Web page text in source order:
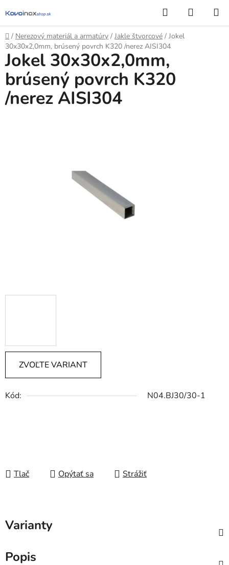
na
obsah
Hľadať
KOŠÍK
Domov
/ Nerezový materiál a armatúry / Jakle štvorcové / Jokel
30x30x2,0mm, brúsený povrch K320 /nerez AISI304
ZVOĽTE VARIANT
Kód: N04.BJ30/30-1
Tlač Opýtať sa Strážiť
Jokel 30x30x2,0mm,
brúsený povrch K320
/nerez AISI304
Varianty
Popis